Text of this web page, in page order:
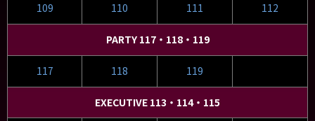
109 110 111 112
PARTY 117・118・119
117 118 119
EXECUTIVE 113・114・115